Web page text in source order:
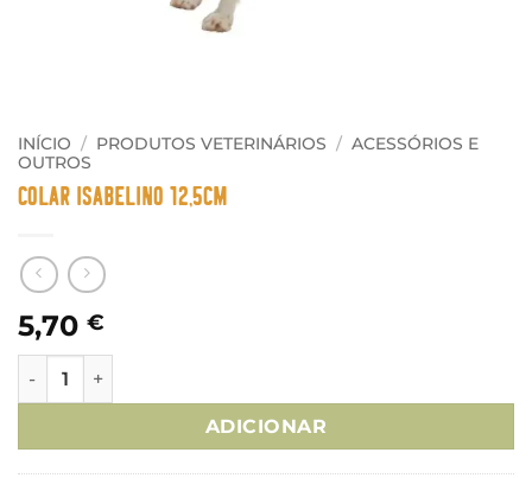
INÍCIO / PRODUTOS VETERINÁRIOS / ACESSÓRIOS E
OUTROS
Colar Isabelino 12,5cm
5,70 €
Quantidade de Colar Isabelino 12,5cm
ADICIONAR